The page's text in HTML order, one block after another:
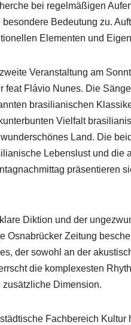
bei regelmäßigen
besondere Bedeutung zu.
Elementen und
Veranstaltung am
feat Flávio Nunes. Die
brasilianischen
Vielfalt
Land. Die
Lebenslust und die
präsentieren
Diktion und der
Osnabrücker Zeitung
der sowohl an der
die komplexesten
zusätzliche Dimension.
Fachbereich